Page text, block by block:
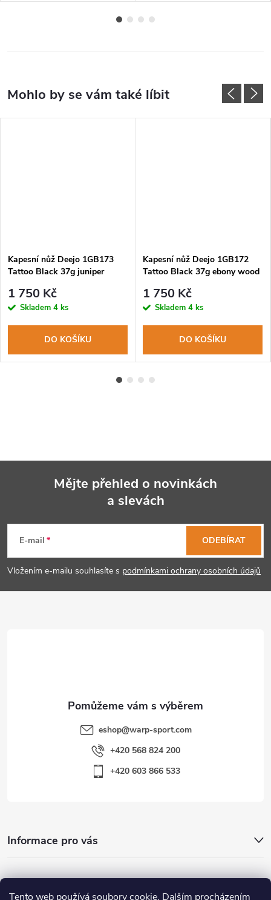
Tento web používá soubory cookie. Dalším procházením
Kapesní nůž Deejo 1GB173
Tattoo Black 37g juniper
1 750 Kč
Skladem 4 ks
DO KOŠÍKU
Kapesní nůž Deejo 1GB172
Tattoo Black 37g ebony wood
1 750 Kč
Skladem 4 ks
DO KOŠÍKU
p
a
Mějte přehled o novinkách
a slevách
E-mail
Vložením e-mailu souhlasíte s podmínkami ochrany osobních údajů
ODEBÍRAT
eshop@warp-sport.com
+420 568 824 200
+420 603 866 533
Informace pro vás
Nejhledanější